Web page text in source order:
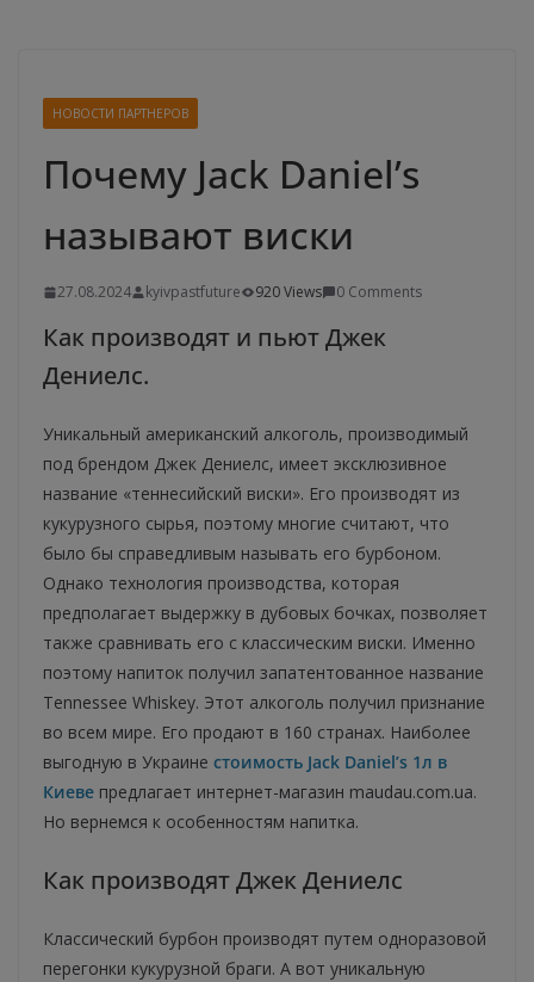
НОВОСТИ ПАРТНЕРОВ
Почему Jack Daniel’s
называют виски
27.08.2024 kyivpastfuture 920 Views 0 Comments
Как производят и пьют Джек
Дениелс.
Уникальный американский алкоголь, производимый
под брендом Джек Дениелс, имеет эксклюзивное
название «теннесийский виски». Его производят из
кукурузного сырья, поэтому многие считают, что
было бы справедливым называть его бурбоном.
Однако технология производства, которая
предполагает выдержку в дубовых бочках, позволяет
также сравнивать его с классическим виски. Именно
поэтому напиток получил запатентованное название
Tennessee Whiskey. Этот алкоголь получил признание
во всем мире. Его продают в 160 странах. Наиболее
выгодную в Украине стоимость Jack Daniel’s 1л в
Киеве предлагает интернет-магазин maudau.com.ua.
Но вернемся к особенностям напитка.
Как производят Джек Дениелс
Классический бурбон производят путем одноразовой
перегонки кукурузной браги. А вот уникальную